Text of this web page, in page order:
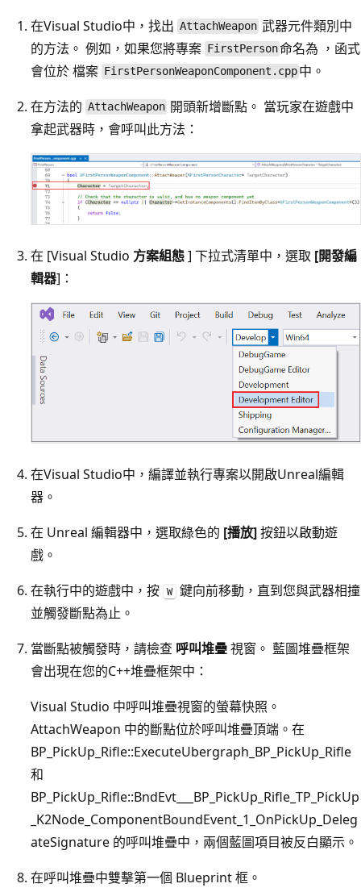
在Visual Studio中，找出 AttachWeapon 武器元件類別中
的方法。 例如，如果您將專案 FirstPerson命名為 ，函式
會位於 檔案 FirstPersonWeaponComponent.cpp 中。
在方法的 AttachWeapon 開頭新增斷點。 當玩家在遊戲中
拿起武器時，會呼叫此方法：
在 [Visual Studio 方案組態] 下拉式清單中，選取 [開發編
輯器]：
在Visual Studio中，編譯並執行專案以開啟Unreal編輯
器。
在 Unreal 編輯器中，選取綠色的 [播放]按鈕以啟動遊
戲。
在執行中的遊戲中，按
W
鍵向前移動，直到您與武器相撞
並觸發斷點為止。
當斷點被觸發時，請檢查 呼叫堆疊視窗。 藍圖堆疊框架
會出現在您的C++堆疊框架中：
Visual Studio 中呼叫堆疊視窗的螢幕快照。
AttachWeapon 中的斷點位於呼叫堆疊頂端。在
BP_PickUp_Rifle::ExecuteUbergraph_BP_PickUp_Rifle
和
BP_PickUp_Rifle::BndEvt___BP_PickUp_Rifle_TP_PickUp
_K2Node_ComponentBoundEvent_1_OnPickUp_Deleg
ateSignature 的呼叫堆疊中，兩個藍圖項目被反白顯示。
在呼叫堆疊中雙擊第一個 Blueprint 框。